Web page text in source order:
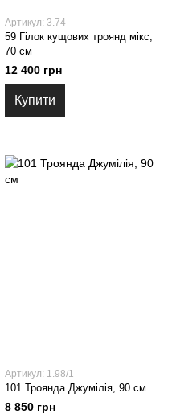
Артикул: 3.74
59 Гілок кущових троянд мікс,
70 см
12 400 грн
Купити
Артикул: 1.98/1
101 Троянда Джумілія, 90 см
8 850 грн